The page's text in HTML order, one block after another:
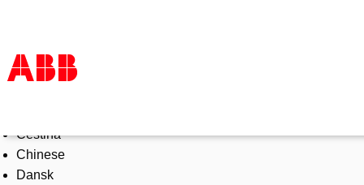
Products & Solutions
Industries
Services
Čeština
Chinese
Dansk